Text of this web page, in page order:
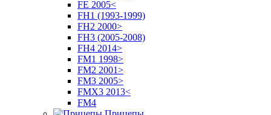
FE 2005<
FH1 (1993-1999)
FH2 2000>
FH3 (2005-2008)
FH4 2014>
FM1 1998>
FM2 2001>
FM3 2005>
FMX3 2013<
FM4